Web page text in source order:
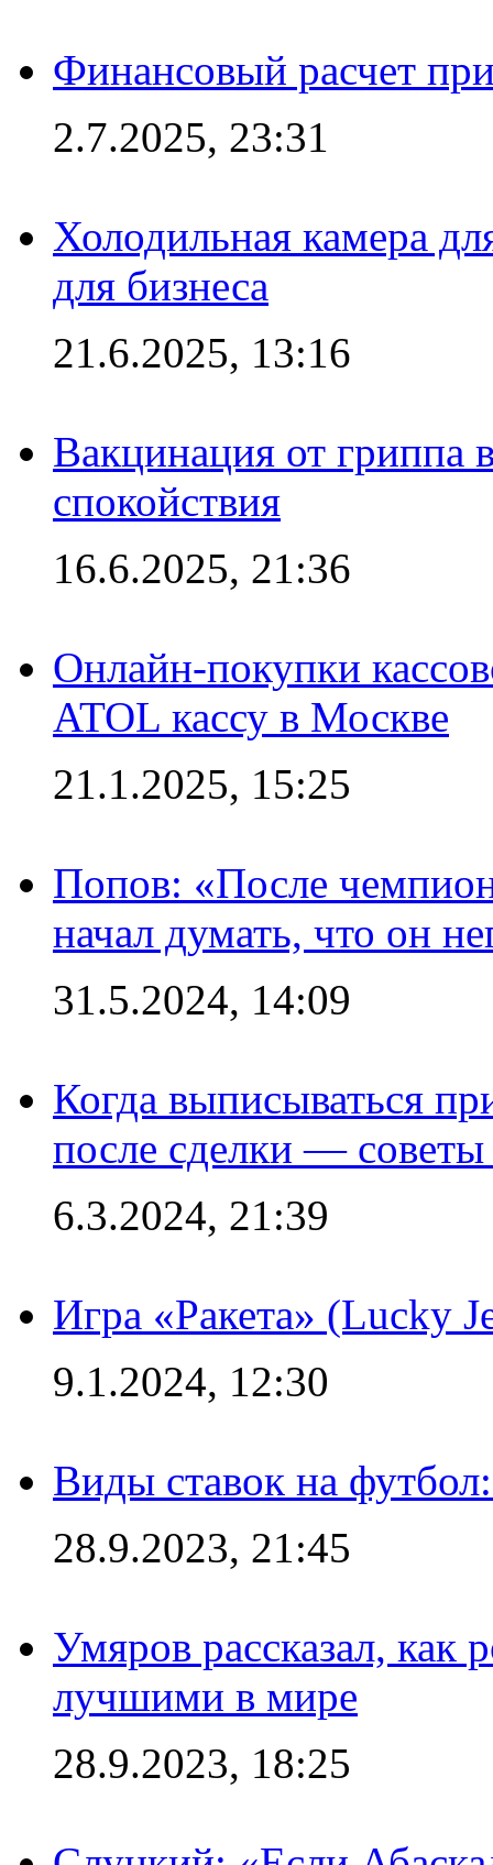
Финансовый расчет
2.7.2025, 23:31
Холодильная камера
для бизнеса
21.6.2025, 13:16
Вакцинация от гриппа
спокойствия
16.6.2025, 21:36
Онлайн-покупки
ATOL кассу в Москве
21.1.2025, 15:25
Попов: «После
начал думать, что он
31.5.2024, 14:09
Когда выписываться
после сделки —
6.3.2024, 21:39
Игра «Ракета» (Lucky
9.1.2024, 12:30
Виды ставок на
28.9.2023, 21:45
Умяров рассказал, как
лучшими в мире
28.9.2023, 18:25